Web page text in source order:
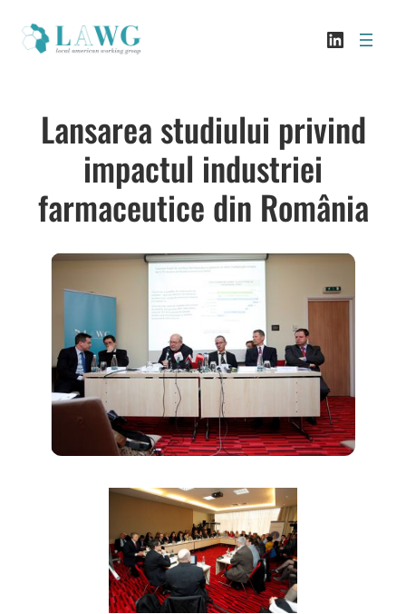
content
Lansarea studiului privind
impactul industriei
farmaceutice din România